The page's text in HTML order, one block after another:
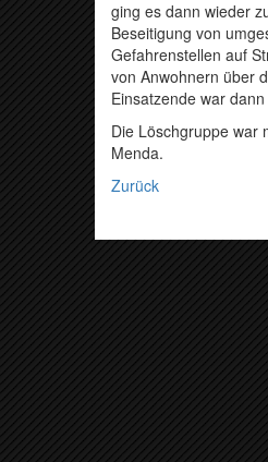
ging es dann wieder
Beseitigung von
Gefahrenstellen auf
von Anwohnern über
Einsatzende war
Die Löschgruppe war
Menda.
Zurück